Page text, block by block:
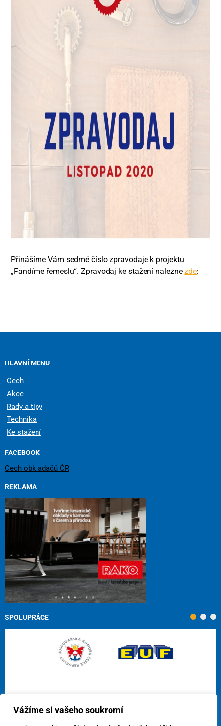
Vážíme si vašeho soukromí
Přinášíme Vám sedmé číslo zpravodaje k projektu
„Fandíme řemeslu“. Zpravodaj ke stažení naleznezde:
HLAVNÍ MENU
Cech
Akce
Rady a tipy
Technika
Ke stažení
FACEBOOK
Cech obkladačů ČR
REKLAMA
SPOLUPRÁCE